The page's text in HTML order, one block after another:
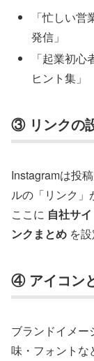
「忙しい
発信」
「起業初
ヒント集」
③ リンクの
Instagramは投
ルの「リンク」
ここに 自社サ
ンクまとめ を
④ アイコン
ブランドイメ
味・フォントな